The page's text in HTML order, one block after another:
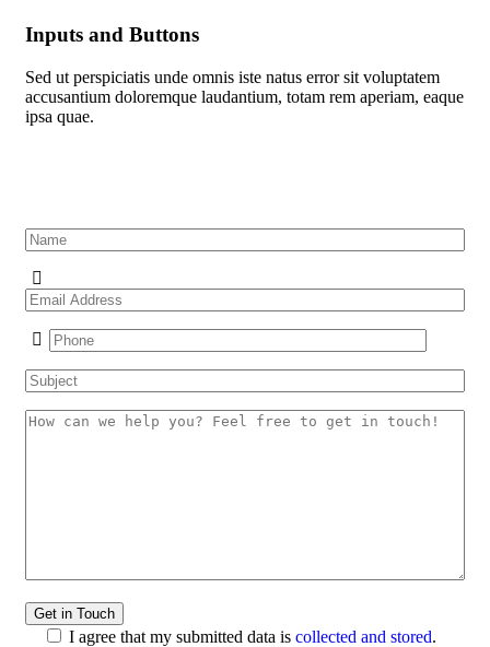
Inputs and Buttons
Sed ut perspiciatis unde omnis iste natus error sit voluptatem
accusantium doloremque laudantium, totam rem aperiam, eaque
ipsa quae.
I agree that my submitted data is collected and stored.